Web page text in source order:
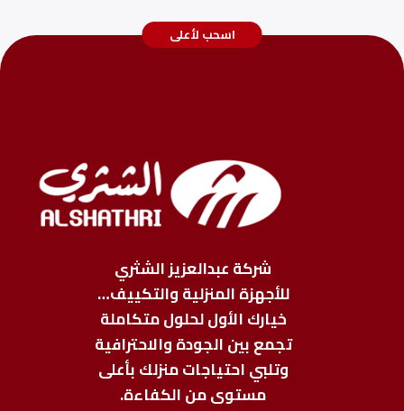
اسحب لأعلى
شركة عبدالعزيز الشثري
للأجهزة المنزلية والتكييف…
خيارك الأول لحلول متكاملة
تجمع بين الجودة والاحترافية
وتلبي احتياجات منزلك بأعلى
مستوى من الكفاءة.